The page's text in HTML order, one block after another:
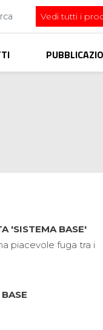
Vedi tutti i
'SISTEMA BASE'
piacevole fuga tra i